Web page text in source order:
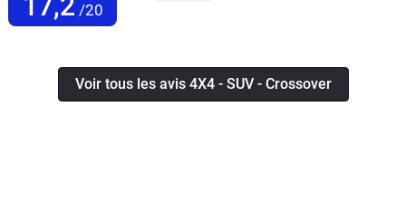
/20
Voir tous les avis 4X4 - SUV - Crossover